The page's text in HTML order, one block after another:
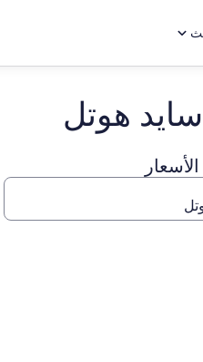
سايد هوتل